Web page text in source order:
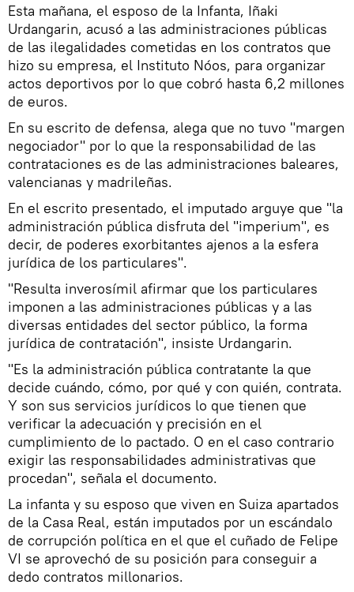
Esta mañana, el esposo de la Infanta, Iñaki
Urdangarin, acusó a las administraciones públicas
de las ilegalidades cometidas en los contratos que
hizo su empresa, el Instituto Nóos, para organizar
actos deportivos por lo que cobró hasta 6,2 millones
de euros.
En su escrito de defensa, alega que no tuvo "margen
negociador" por lo que la responsabilidad de las
contrataciones es de las administraciones baleares,
valencianas y madrileñas.
En el escrito presentado, el imputado arguye que "la
administración pública disfruta del "imperium", es
decir, de poderes exorbitantes ajenos a la esfera
jurídica de los particulares".
"Resulta inverosímil afirmar que los particulares
imponen a las administraciones públicas y a las
diversas entidades del sector público, la forma
jurídica de contratación", insiste Urdangarin.
"Es la administración pública contratante la que
decide cuándo, cómo, por qué y con quién, contrata.
Y son sus servicios jurídicos lo que tienen que
verificar la adecuación y precisión en el
cumplimiento de lo pactado. O en el caso contrario
exigir las responsabilidades administrativas que
procedan", señala el documento.
La infanta y su esposo que viven en Suiza apartados
de la Casa Real, están imputados por un escándalo
de corrupción política en el que el cuñado de Felipe
VI se aprovechó de su posición para conseguir a
dedo contratos millonarios.